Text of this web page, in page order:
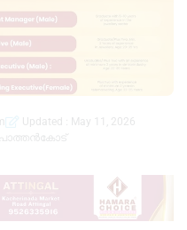
Updated : May 11, 2026